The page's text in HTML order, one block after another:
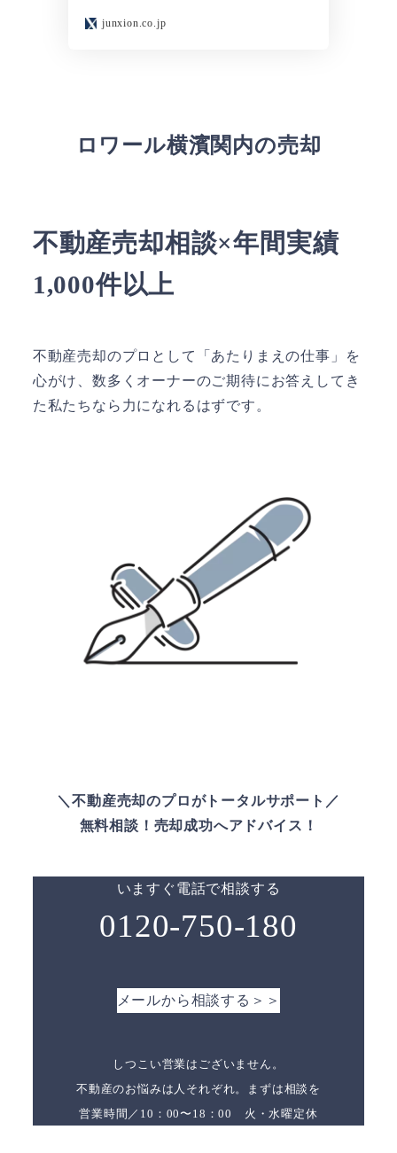
junxion.co.jp
ロワール横濱関内の売却
不動産売却相談×年間実績
1,000件以上
不動産売却のプロとして「あたりまえの仕事」を
心がけ、数多くオーナーのご期待にお答えしてき
た私たちなら力になれるはずです。
＼不動産売却のプロがトータルサポート／
無料相談！売却成功へアドバイス！
いますぐ電話で相談する
0120-750-180
メールから相談する＞＞
しつこい営業はございません。
不動産のお悩みは人それぞれ。まずは相談を
営業時間／10：00〜18：00 火・水曜定休